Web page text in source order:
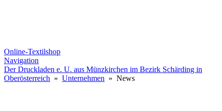
Online-Textilshop
Navigation
Der Druckladen e. U. aus Münzkirchen im Bezirk Schärding in
Oberösterreich » Unternehmen » News